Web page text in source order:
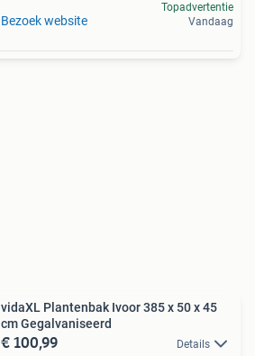
Bezoek website
Topadvertentie
Vandaag
vidaXL Plantenbak Ivoor 385 x 50 x 45
cm Gegalvaniseerd
€ 100,99 Details